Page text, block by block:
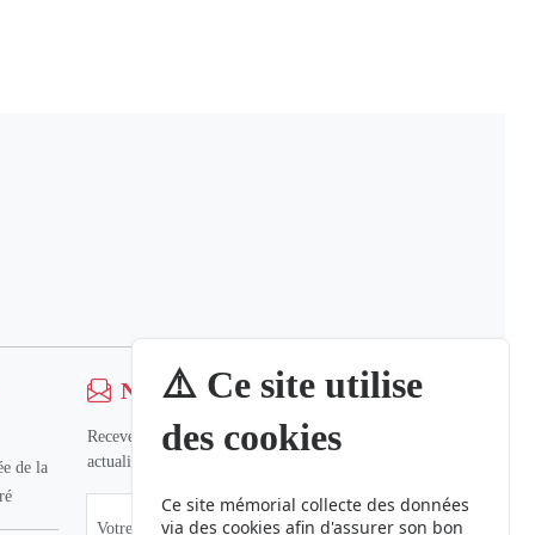
⚠️ Ce site utilise
des cookies
Ce site mémorial collecte des données
via des cookies afin d'assurer son bon
de la
Newsletter
Recevez nos dernières informations et
actualités.